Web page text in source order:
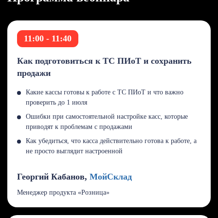
11:00 - 11:40
Как подготовиться к ТС ПИоТ и сохранить
продажи
Какие кассы готовы к работе с ТС ПИоТ и что важно
проверить до 1 июля
Ошибки при самостоятельной настройке касс, которые
приводят к проблемам с продажами
Как убедиться, что касса действительно готова к работе, а
не просто выглядит настроенной
Георгий Кабанов, МойСклад
Менеджер продукта «Розница»